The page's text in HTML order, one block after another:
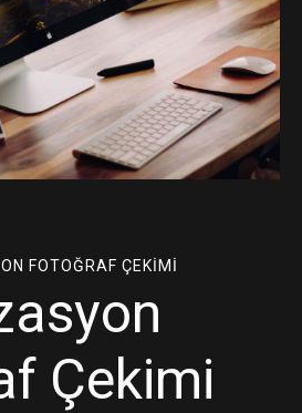
FOTOĞRAF ÇEKIMI
Çekimi